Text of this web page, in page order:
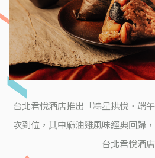
台北君悅酒店推出「粽星拱悅．端
次到位，其中麻油雞風味經典回歸
台北君悅酒店